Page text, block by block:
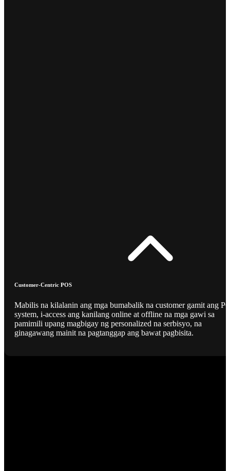
Customer-Centric POS
Mabilis na kilalanin ang mga bumabalik na customer gamit ang
system, i-access ang kanilang online at offline na mga gawi sa
pamimili upang magbigay ng personalized na serbisyo, na
ginagawang mainit na pagtanggap ang bawat pagbisita.